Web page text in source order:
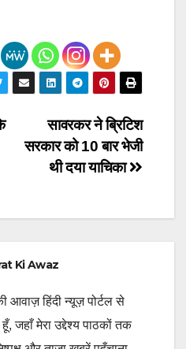
सावरकर ने ब्रिटिश
सरकार को 10 बार भेजी
थी दया याचिका
Ki Awaz
आवाज़ हिंदी न्यूज़ पोर्टल से
जहाँ मेरा उद्देश्य पाठकों तक